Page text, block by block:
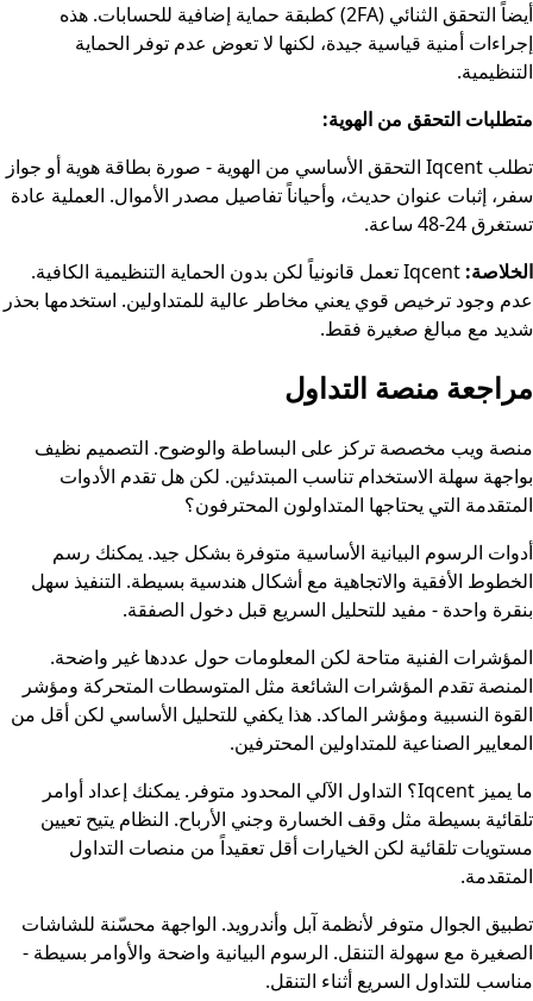
أيضاً التحقق الثنائي (2FA) كطبقة حماية إضافية للحسابات. هذه
إجراءات أمنية قياسية جيدة، لكنها لا تعوض عدم توفر الحماية
التنظيمية.
متطلبات التحقق من الهوية:
تطلب Iqcent التحقق الأساسي من الهوية - صورة بطاقة هوية أو جواز
سفر، إثبات عنوان حديث، وأحياناً تفاصيل مصدر الأموال. العملية عادة
تستغرق 24-48 ساعة.
الخلاصة:
Iqcent تعمل قانونياً لكن بدون الحماية التنظيمية الكافية.
عدم وجود ترخيص قوي يعني مخاطر عالية للمتداولين. استخدمها بحذر
شديد مع مبالغ صغيرة فقط.
مراجعة منصة التداول
منصة ويب مخصصة تركز على البساطة والوضوح. التصميم نظيف
بواجهة سهلة الاستخدام تناسب المبتدئين. لكن هل تقدم الأدوات
المتقدمة التي يحتاجها المتداولون المحترفون؟
أدوات الرسوم البيانية الأساسية متوفرة بشكل جيد. يمكنك رسم
الخطوط الأفقية والاتجاهية مع أشكال هندسية بسيطة. التنفيذ سهل
بنقرة واحدة - مفيد للتحليل السريع قبل دخول الصفقة.
المؤشرات الفنية متاحة لكن المعلومات حول عددها غير واضحة.
المنصة تقدم المؤشرات الشائعة مثل المتوسطات المتحركة ومؤشر
القوة النسبية ومؤشر الماكد. هذا يكفي للتحليل الأساسي لكن أقل من
المعايير الصناعية للمتداولين المحترفين.
ما يميز Iqcent؟ التداول الآلي المحدود متوفر. يمكنك إعداد أوامر
تلقائية بسيطة مثل وقف الخسارة وجني الأرباح. النظام يتيح تعيين
مستويات تلقائية لكن الخيارات أقل تعقيداً من منصات التداول
المتقدمة.
تطبيق الجوال متوفر لأنظمة آبل وأندرويد. الواجهة محسّنة للشاشات
الصغيرة مع سهولة التنقل. الرسوم البيانية واضحة والأوامر بسيطة -
مناسب للتداول السريع أثناء التنقل.